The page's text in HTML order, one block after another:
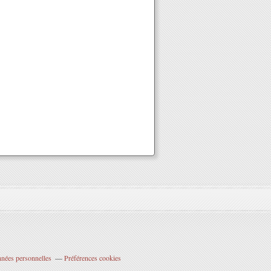
personnelles Préférences cookies